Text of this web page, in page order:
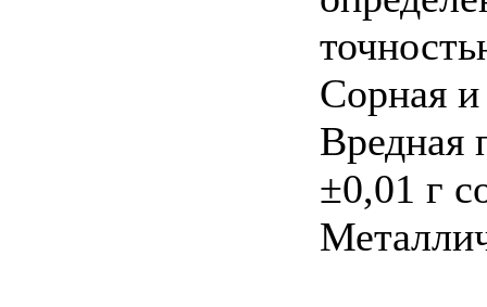
Сорная
Вредная
±0,01 г